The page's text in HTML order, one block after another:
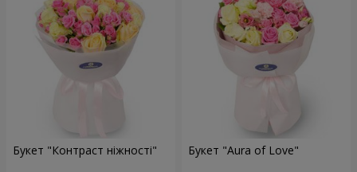
Букет "Контраст ніжності" Букет "Aura of Love"